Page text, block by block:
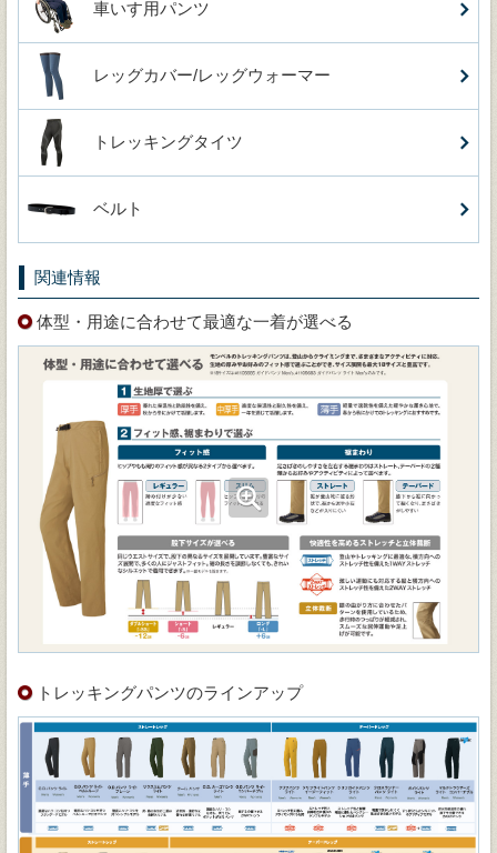
車いす用パンツ
レッグカバー/レッグウォーマー
トレッキングタイツ
ベルト
関連情報
体型・用途に合わせて最適な一着が選べる
トレッキングパンツのラインアップ